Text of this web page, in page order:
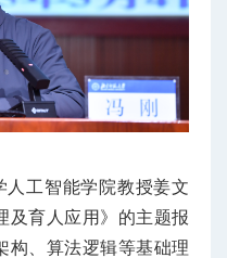
工智能学院教授姜文
及育人应用》的主题报
构、算法逻辑等基础理